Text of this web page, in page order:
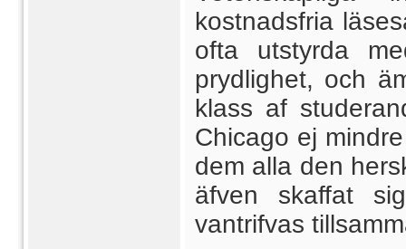
kostnadsfria
ofta utstyrda
prydlighet, och
klass af
Chicago ej
dem alla den
äfven skaffat
vantrifvas